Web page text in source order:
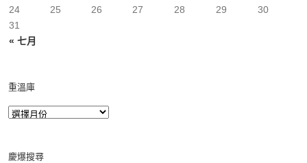
« 七月
24
25 26 27 28 29
30
31
重溫庫
慶爆搜尋